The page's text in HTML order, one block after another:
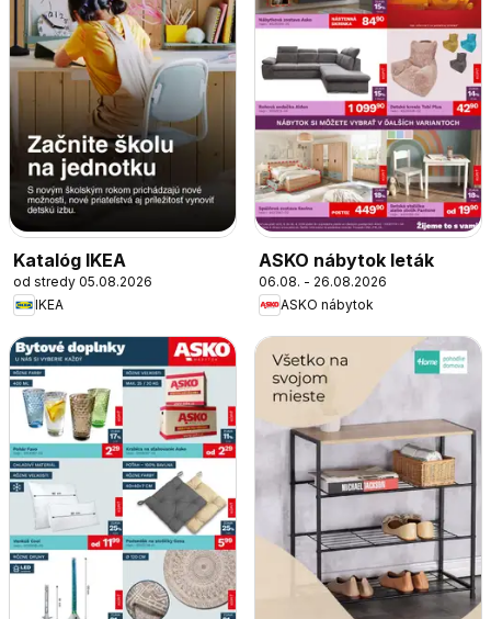
Katalóg IKEA
od stredy 05.08.2026
IKEA
ASKO nábytok leták
06.08. - 26.08.2026
ASKO nábytok